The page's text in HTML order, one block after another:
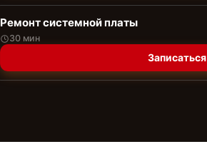
Ремонт системной платы
30 мин
Записаться